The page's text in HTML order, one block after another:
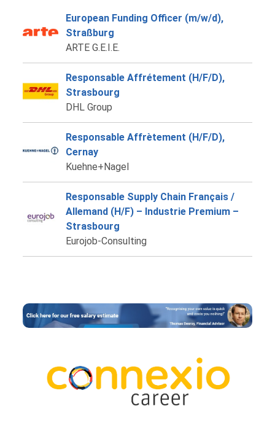
European Funding Officer (m/w/d),
Straßburg
ARTE G.E.I.E.
Responsable Affrétement (H/F/D),
Strasbourg
DHL Group
Responsable Affrètement (H/F/D),
Cernay
Kuehne+Nagel
Responsable Supply Chain Français /
Allemand (H/F) – Industrie Premium –
Strasbourg
Eurojob-Consulting